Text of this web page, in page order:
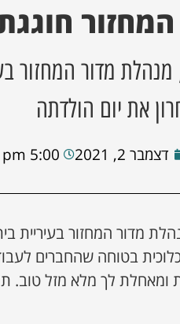
מנהלת מדור המחזור
את יום הולדתה
דצמבר 2, 2021 5:00 pm
מדור המחזור
בטוחה שהחברים
ומאחלת לך מלא מזל טוב.